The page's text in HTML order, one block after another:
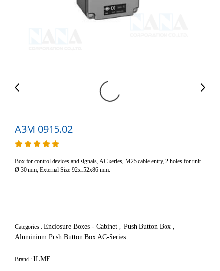
A3M 0915.02
Box for control devices and signals, AC series, M25 cable entry, 2 holes for unit
Ø 30 mm, External Size 92x152x86 mm.
Categories : Enclosure Boxes - Cabinet , Push Button Box ,
Aluminium Push Button Box AC-Series
Brand : ILME